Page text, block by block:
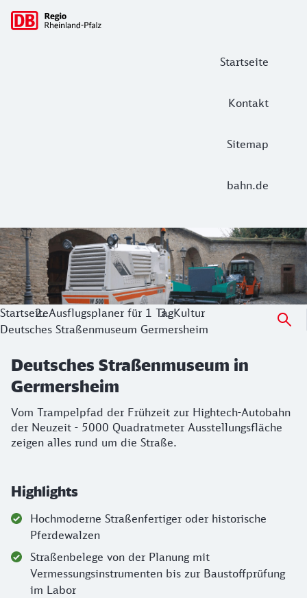
Startseite
Kontakt
Sitemap
bahn.de
Hauptnavigation
Deutsches Straßenmuseum in
Vom Trampelpfad der Frühzeit zur Hightech-Autobahn
StartseiteAusflugsplaner für 1 TagKultur
Deutsches Straßenmuseum Germersheim
Deutsches Straßenmuseum in
Germersheim
Vom Trampelpfad der Frühzeit zur Hightech-Autobahn
der Neuzeit - 5000 Quadratmeter Ausstellungsfläche
zeigen alles rund um die Straße.
Highlights
Hochmoderne Straßenfertiger oder historische
Pferdewalzen
Straßenbelege von der Planung mit
Vermessungsinstrumenten bis zur Baustoffprüfung
im Labor